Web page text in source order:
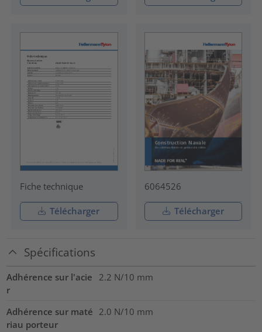
Fiche technique
Télécharger
6064526
Télécharger
Spécifications
Adhérence sur l'acie
r
2.2 N/10 mm
Adhérence sur maté
riau porteur
2.0 N/10 mm